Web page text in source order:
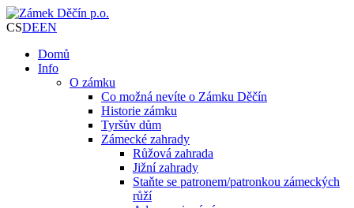
CSDEEN
Domů
Info
O zámku
Co možná nevíte o Zámku Děčín
Historie zámku
Tyršův dům
Zámecké zahrady
Růžová zahrada
Jižní zahrady
Staňte se patronem/patronkou zámeckých
růží